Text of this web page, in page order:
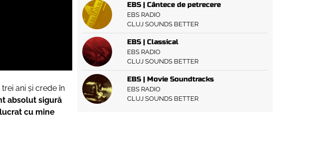
ani şi crede în
absolut sigură
cu mine
EBS | Cântece de petrecere
EBS RADIO
CLUJ SOUNDS BETTER
EBS | Classical
EBS RADIO
CLUJ SOUNDS BETTER
EBS | Movie Soundtracks
EBS RADIO
CLUJ SOUNDS BETTER